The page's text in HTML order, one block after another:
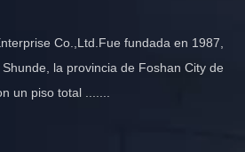
Co.,Ltd.Fue fundada en 1987,
la provincia de Foshan City de
un piso total .......